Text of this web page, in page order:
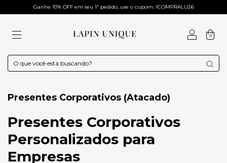
Ganhe 10% OFF em seu 1º pedido, use o cupom: 1COMPRALU26
0
Presentes Corporativos (Atacado)
Presentes Corporativos
Personalizados para
Empresas